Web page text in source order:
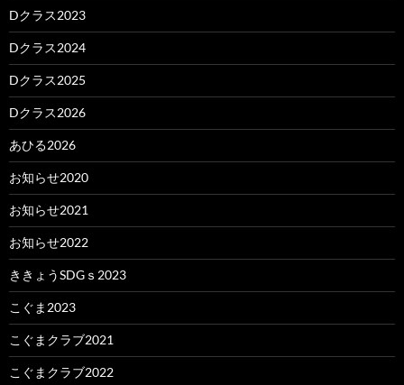
Dクラス2023
Dクラス2024
Dクラス2025
Dクラス2026
あひる2026
お知らせ2020
お知らせ2021
お知らせ2022
ききょうSDGｓ2023
こぐま2023
こぐまクラブ2021
こぐまクラブ2022